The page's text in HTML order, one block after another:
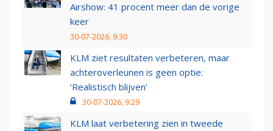
Airshow: 41 procent meer dan de vorige
keer
30-07-2026, 9:30
KLM ziet resultaten verbeteren, maar
achteroverleunen is geen optie:
‘Realistisch blijven’
30-07-2026, 9:29
KLM laat verbetering zien in tweede